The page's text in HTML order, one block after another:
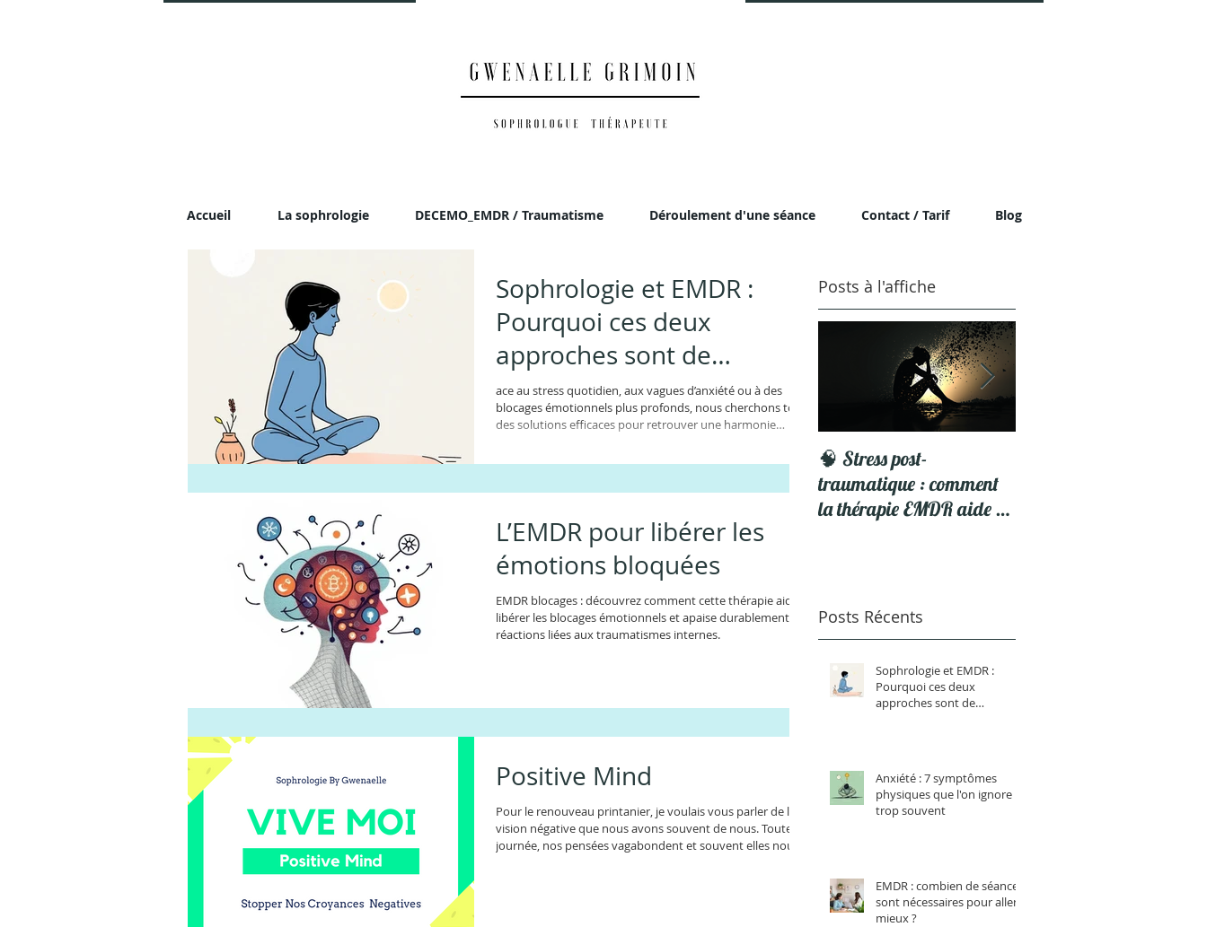
Accueil La sophrologie DECEMO_EMDR / Traumatisme Déroulement d'une séance Contact / Tarif Blog
Sophrologie et EMDR :
Pourquoi ces deux
approches sont de
formidables alliées ?
ace au stress quotidien, aux vagues d’anxiété ou à des
blocages émotionnels plus profonds, nous cherchons tous
des solutions efficaces pour retrouver une harmonie
l'EMDR (Désensibilisation et Retraitement par les
vertus apaisantes au quotidien, la seconde e
L’EMDR pour libérer les
émotions bloquées
EMDR blocages : découvrez comment cette thérapie aide à
libérer les blocages émotionnels et apaise durablement les
réactions liées aux traumatismes internes.
Positive Mind
Pour le renouveau printanier, je voulais vous parler de la
vision négative que nous avons souvent de nous. Toute la
journée, nos pensées vagabondent et souvent elles nous
Posts à l'affiche
🧠 Stress post-
traumatique : comment
la thérapie EMDR aide à
Posts Récents
Sophrologie et EMDR :
Pourquoi ces deux
approches sont de
Anxiété : 7 symptômes
physiques que l'on ignore
trop souvent
EMDR : combien de séances
sont nécessaires pour aller
mieux ?